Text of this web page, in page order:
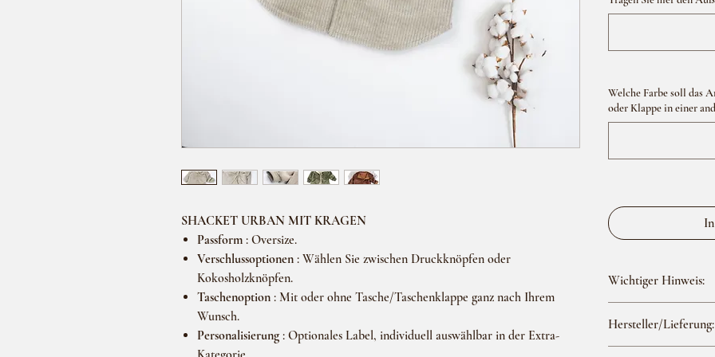
SHACKET URBAN MIT KRAGEN
Passform : Oversize.
Verschlussoptionen : Wählen Sie zwischen Druckknöpfen oder
Kokosholzknöpfen.
Taschenoption : Mit oder ohne Tasche/Taschenklappe ganz nach Ihrem
Wunsch.
Personalisierung : Optionales Label, individuell auswählbar in der Extra-
Welche Farbe soll das
oder Klappe in einer
Wichtiger Hinweis:
ein Beispiel dar. Bitte
individuell nach Ihren
Hersteller/Lieferung: